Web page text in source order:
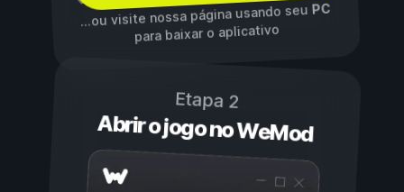
...ou visite nossa página usando seuPC
para baixar o aplicativo
Etapa 2
Abrir o jogo no WeMod